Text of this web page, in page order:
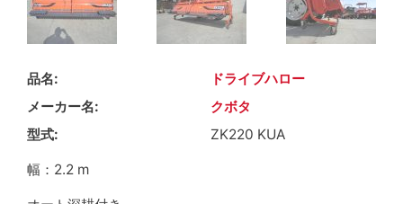
品名
ドライブハロー
メーカー名
クボタ
型式
ZK220 KUA
幅：2.2 m